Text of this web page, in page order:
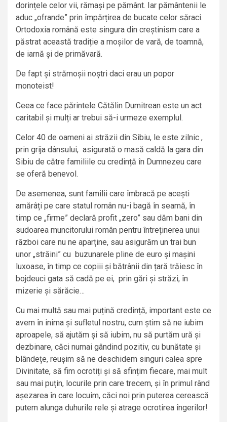
dorințele celor vii, rămași pe pământ. Iar pământenii le
aduc „ofrande” prin împărțirea de bucate celor săraci.
Ortodoxia română este singura din creștinism care a
păstrat această tradiție a moșilor de vară, de toamnă,
de iarnă și de primăvară.
De fapt și strămoșii noștri daci erau un popor
monoteist!
Ceea ce face părintele Cătălin Dumitrean este un act
caritabil și mulți ar trebui să-i urmeze exemplul.
Celor 40 de oameni ai străzii din Sibiu, le este zilnic ,
prin grija dânsului, asigurată o masă caldă la gara din
Sibiu de către familiile cu credință în Dumnezeu care
se oferă benevol.
De asemenea, sunt familii care îmbracă pe acești
amărâți pe care statul român nu-i bagă în seamă, în
timp ce „firme” declară profit „zero” sau dăm bani din
sudoarea muncitorului român pentru întreținerea unui
război care nu ne aparține, sau asigurăm un trai bun
unor „străini” cu buzunarele pline de euro și mașini
luxoase, în timp ce copiii și bătrânii din țară trăiesc în
bojdeuci gata să cadă pe ei, prin gări și străzi, în
mizerie și sărăcie…
Cu mai multă sau mai puțină credință, important este ce
avem în inima și sufletul nostru, cum știm să ne iubim
aproapele, să ajutăm și să iubim, nu să purtăm ură și
dezbinare, căci numai gândind pozitiv, cu bunătate și
blândețe, reușim să ne deschidem singuri calea spre
Divinitate, să fim ocrotiți și să sfințim fiecare, mai mult
sau mai puțin, locurile prin care trecem, și în primul rând
așezarea în care locuim, căci noi prin puterea cerească
putem alunga duhurile rele și atrage ocrotirea îngerilor!